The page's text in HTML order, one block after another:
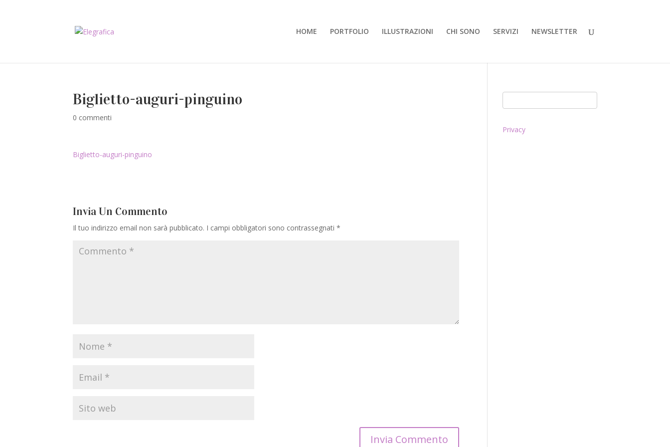
HOME PORTFOLIO ILLUSTRAZIONI CHI SONO SERVIZI NEWSLETTER
Biglietto-auguri-pinguino
0 commenti
Biglietto-auguri-pinguino
Invia Un Commento
Il tuo indirizzo email non sarà pubblicato. I campi obbligatori sono contrassegnati *
Privacy